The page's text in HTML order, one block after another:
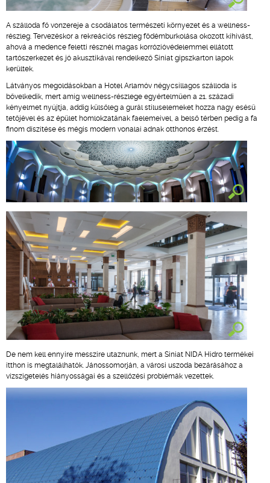
A szálloda fő vonzereje a csodálatos természeti környezet és a wellness-
részleg. Tervezéskor a rekreációs részleg födémburkolása okozott kihívást,
ahová a medence feletti résznél magas korrózióvédelemmel ellátott
tartószerkezet és jó akusztikával rendelkező Siniat gipszkarton lapok
kerültek.
Látványos megoldásokban a Hotel Arlamóv négycsillagos szálloda is
bővelkedik, mert amíg wellness-részlege egyértelműen a 21. századi
kényelmet nyújtja, addig külsőleg a gurál stíluselemeket hozza nagy esésű
tetőjével és az épület homlokzatának faelemeivel, a belső térben pedig a fa
finom díszítése és mégis modern vonalai adnak otthonos érzést.
De nem kell ennyire messzire utaznunk, mert a Siniat NIDA Hidro termékei
itthon is megtalálhatók. Jánossomorján, a városi uszoda bezárásához a
vízszigetelés hiányosságai és a szellőzési problémák vezettek.